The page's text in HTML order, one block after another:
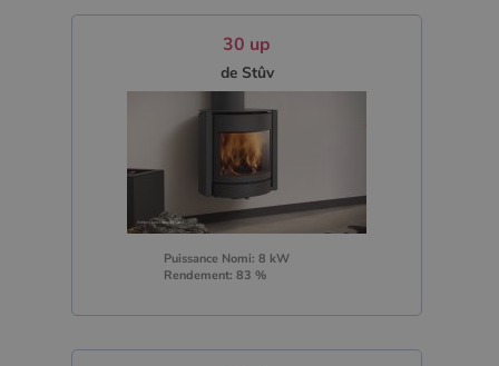
30 up
de Stûv
Puissance Nomi: 8 kW
Rendement: 83 %